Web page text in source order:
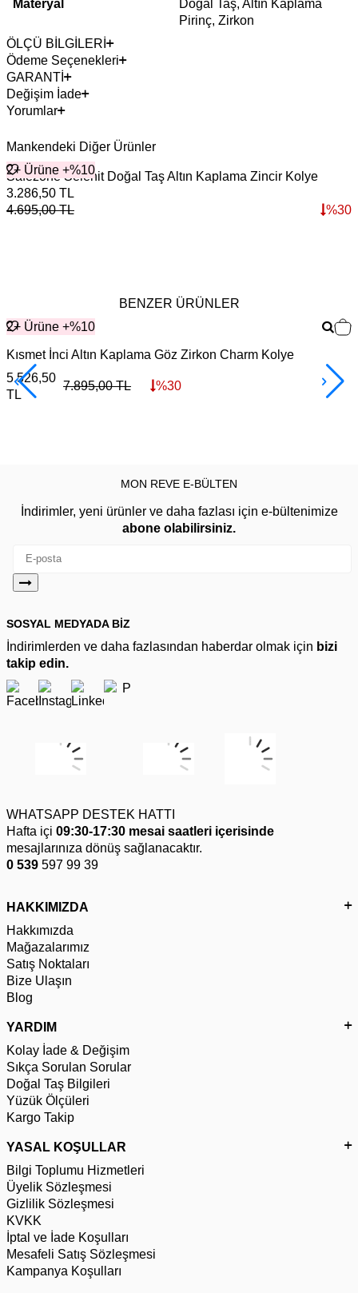
Materyal
Doğal Taş, Altın Kaplama
Pirinç, Zirkon
ÖLÇÜ BİLGİLERİ
Ödeme Seçenekleri
GARANTİ
Değişim İade
Yorumlar
Mankendeki Diğer Ürünler
2+ Ürüne +%10
Safezone Selenit Doğal Taş Altın Kaplama Zincir Kolye
3.286,50 TL
4.695,00TL %30
BENZER ÜRÜNLER
2+ Ürüne +%10
Kısmet İnci Altın Kaplama Göz Zirkon Charm Kolye
5.526,50
TL
7.895,00TL %30
MON REVE E-BÜLTEN
İndirimler, yeni ürünler ve daha fazlası için e-bültenimize
abone olabilirsiniz.
SOSYAL MEDYADA BİZ
İndirimlerden ve daha fazlasından haberdar olmak için bizi
takip edin.
WHATSAPP DESTEK HATTI
Hafta içi 09:30-17:30 mesai saatleri içerisinde
mesajlarınıza dönüş sağlanacaktır.
0 539 597 99 39
HAKKIMIZDA
Hakkımızda
Mağazalarımız
Satış Noktaları
Bize Ulaşın
Blog
YARDIM
Kolay İade & Değişim
Sıkça Sorulan Sorular
Doğal Taş Bilgileri
Yüzük Ölçüleri
Kargo Takip
YASAL KOŞULLAR
Bilgi Toplumu Hizmetleri
Üyelik Sözleşmesi
Gizlilik Sözleşmesi
KVKK
İptal ve İade Koşulları
Mesafeli Satış Sözleşmesi
Kampanya Koşulları